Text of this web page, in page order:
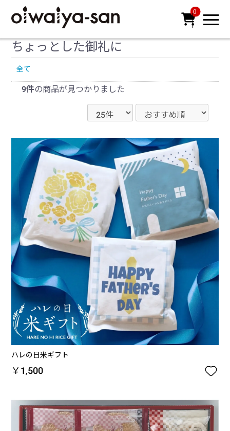

0
ちょっとした御礼に
全て
9件の商品が見つかりました
ハレの日米ギフト
￥1,500 